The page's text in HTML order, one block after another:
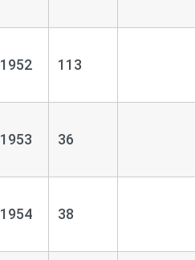
1952 113
1953 36
1954 38